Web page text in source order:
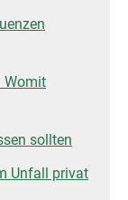
Womit
sollten
Unfall privat